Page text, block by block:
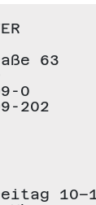
63
0
202